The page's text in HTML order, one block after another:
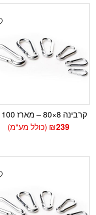
קרבינה 8×80 – מארז 100 יח’
₪239 (כולל מע"מ)